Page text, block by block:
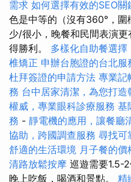
需求 如何選擇有效的SEO關
色是中等的（沒有360°，
少/很小，晚餐和民間表演
得勝利。 多樣化自助餐選
椎矯正 申辦台胞證的台北服
杜拜簽證的申請方法 專業記
務 台中居家清潔，為您打
權威，專業眼科診療服務 基
務 - 靜電機的應用，讓餐廳
協助，跨國調查服務 尋找可
舒適的生活環境 月子餐的
清路放鬆按摩 巡遊需要1.5-
晚上吃飯，喝酒和景點。 精